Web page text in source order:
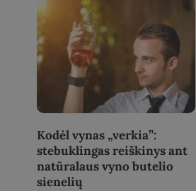
Kodėl vynas „verkia”:
stebuklingas reiškinys ant
natūralaus vyno butelio
sienelių